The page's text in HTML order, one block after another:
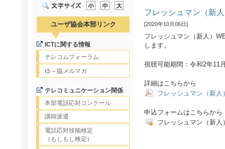
ユーザ協会本部リンク
ICTに関する情報
テレコムフォーラム
ゆ～協メルマガ
テレコミュニケーション関係
本部電話応対コンクール
講師派遣
電話応対技能検定
（もしもし検定）
フレッシュマン（新
[2020年10月06日]
フレッシュマン（新人）
します。
視聴可能期間：令和2年11
詳細はこちらから
フレッシュマン（新
申込フォームはこちらから
フレッシュマン（新